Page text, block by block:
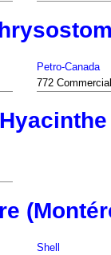
Petro-Canada
772
Shell